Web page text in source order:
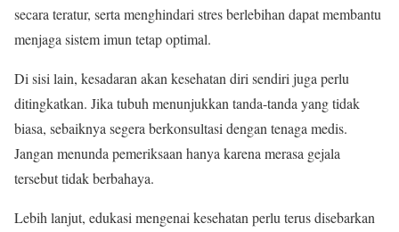
secara teratur, serta menghindari stres berlebihan dapat membantu
menjaga sistem imun tetap optimal.
Di sisi lain, kesadaran akan kesehatan diri sendiri juga perlu
ditingkatkan. Jika tubuh menunjukkan tanda-tanda yang tidak
biasa, sebaiknya segera berkonsultasi dengan tenaga medis.
Jangan menunda pemeriksaan hanya karena merasa gejala
tersebut tidak berbahaya.
Lebih lanjut, edukasi mengenai kesehatan perlu terus disebarkan